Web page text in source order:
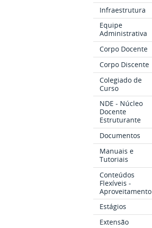
Infraestrutura
Equipe
Administrativa
Corpo Docente
Corpo Discente
Colegiado de
Curso
NDE - Núcleo
Docente
Estruturante
Documentos
Manuais e
Tutoriais
Conteúdos
Flexíveis -
Aproveitamento
Estágios
Extensão